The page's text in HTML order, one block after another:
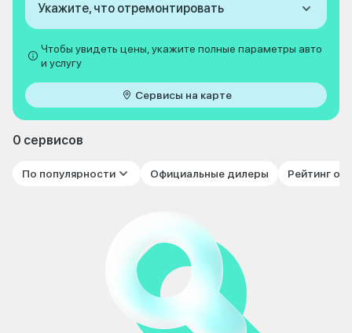
Укажите, что отремонтировать
Чтобы увидеть цены, укажите полные параметры авто
и услугу
Сервисы на карте
0 сервисов
По популярности Официальные дилеры Рейтинг